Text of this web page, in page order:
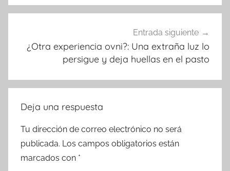
Entrada siguiente
¿Otra experiencia ovni?: Una extraña luz lo
persigue y deja huellas en el pasto
Deja una respuesta
Tu dirección de correo electrónico no será
publicada. Los campos obligatorios están
marcados con *